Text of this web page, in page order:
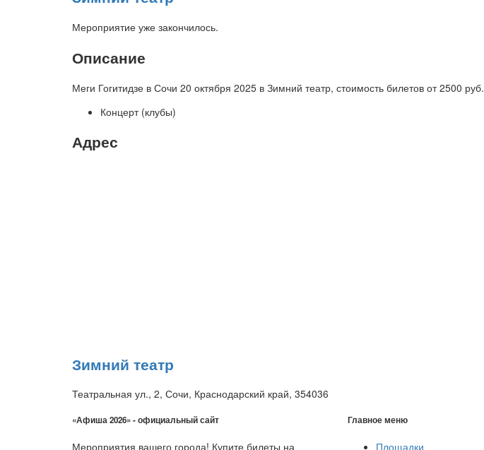
Мероприятие уже закончилось.
Описание
Меги Гогитидзе в Сочи 20 октября 2025 в Зимний театр, стоимость билетов от 2500 руб.
Концерт (клубы)
Адрес
Зимний театр
Театральная ул., 2, Сочи, Краснодарский край, 354036
«Афиша 2026» - официальный сайт
Мероприятия вашего города! Купите билеты на
Главное меню
Площадки